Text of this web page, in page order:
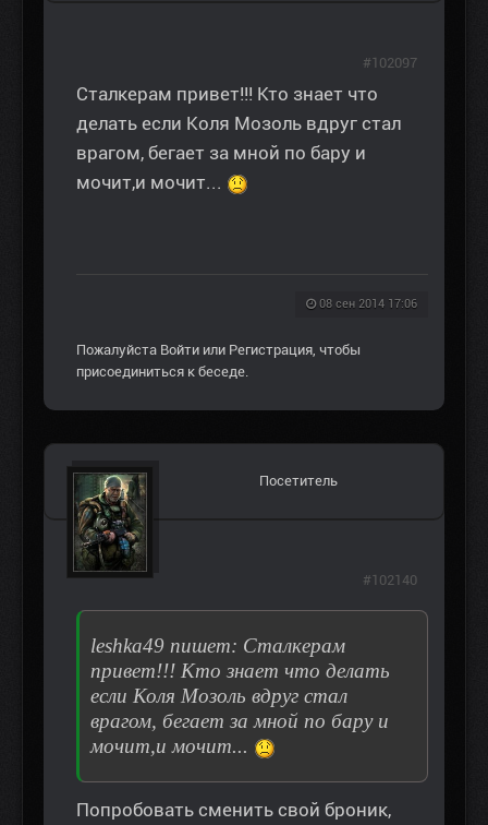
Сталкерам привет!!! Кто знает что
делать если Коля Мозоль вдруг стал
врагом, бегает за мной по бару и
мочит,и мочит...
08 сен 2014 17:06
#102097
Пожалуйста Войти или Регистрация, чтобы
присоединиться к беседе.
Посетитель
leshka49 пишет: Сталкерам
привет!!! Кто знает что делать
если Коля Мозоль вдруг стал
врагом, бегает за мной по бару и
мочит,и мочит...
Попробовать сменить свой броник,
#102140